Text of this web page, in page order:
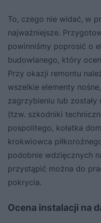
To, czego nie widać, w
najważniejsze.
powinniśmy poprosić o
budowlanego, który
Przy okazji remontu
wszelkie elementy
zagrzybieniu lub
(tzw. szkodniki
pospolitego, kołatka
krokwiowca
podobnie wdzięcznych
przystąpić można do
pokrycia.
Ocena instalacji na